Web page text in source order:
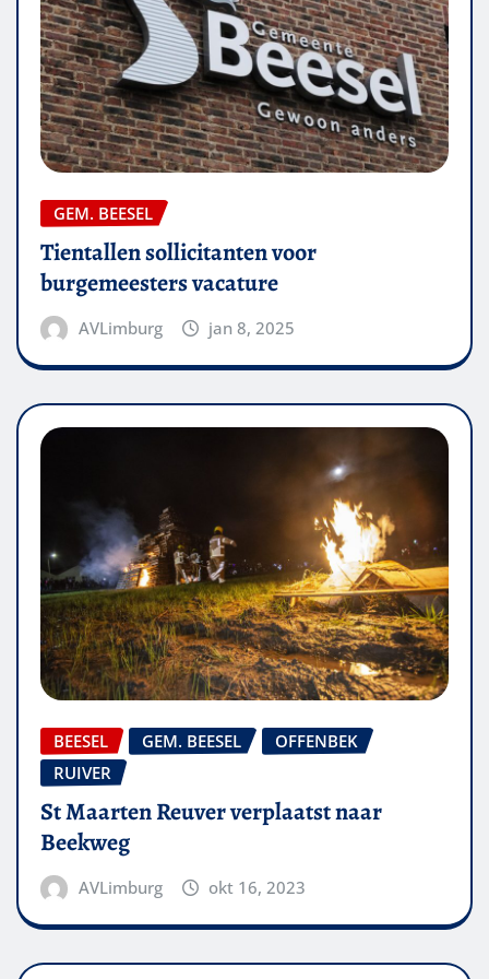
GEM. BEESEL
Tientallen sollicitanten voor
burgemeesters vacature
AVLimburg jan 8, 2025
BEESEL GEM. BEESEL
OFFENBEK
RUIVER
St Maarten Reuver verplaatst naar
Beekweg
AVLimburg okt 16, 2023